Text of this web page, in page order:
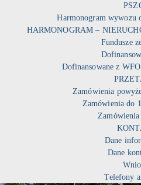
Harmonogram wywozu
HARMONOGRAM –
Fundusze
Dofinansowane z
Zamówienia
Zamówienia do
Dane
Dane
Telefony